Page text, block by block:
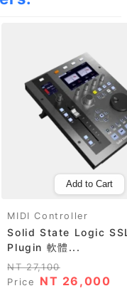
Add to Cart
MIDI Controller
Solid State Logic
Plugin 軟體...
NT 27,100
Price
NT 26,000